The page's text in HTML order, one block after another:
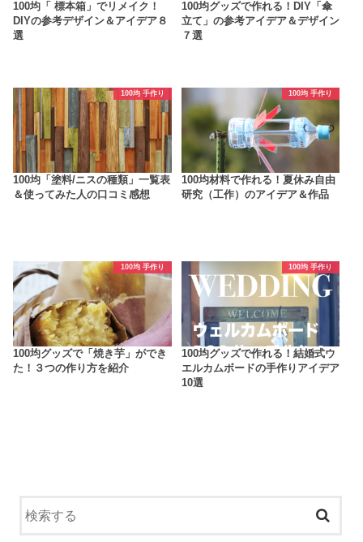
100均「 標本箱」でリメイク！
DIYの参考デザイン＆アイデア８
選
100均グッズで作れる！DIY「傘
立て」の参考アイデア＆デザイン
７選
100均 手作り
100均「塗料/ニスの種類」一覧表
＆使ってみた人の口コミ感想
100均 手作り
100均材料で作れる！夏休み自由
研究（工作）のアイデア＆作品
100均 手作り
100均グッズで「焼き芋」ができ
た！３つの作り方を紹介
100均 手作り
100均グッズで作れる！結婚式ウ
エルカムボードの手作りアイデア
10選